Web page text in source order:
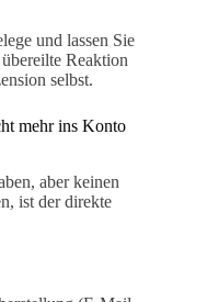
und lassen Sie
Reaktion
selbst.
mehr ins Konto
aber keinen
ist der direkte